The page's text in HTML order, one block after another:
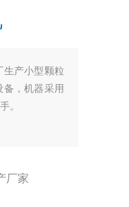
生产小型颗粒
，机器采用
。
厂家